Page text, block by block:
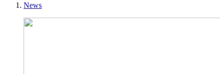
Pfadnavigation
News